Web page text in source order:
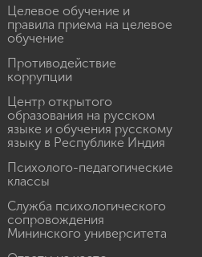
Целевое обучение и
правила приема на целевое
обучение
Противодействие
коррупции
Центр открытого
образования на русском
языке и обучения русскому
языку в Республике Индия
Психолого-педагогические
классы
Служба психологического
сопровождения
Мининского университета